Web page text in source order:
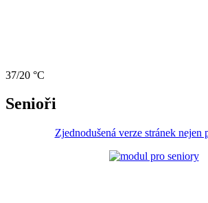
37/20 °C
Senioři
Zjednodušená verze stránek nejen